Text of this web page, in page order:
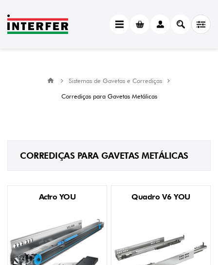
Sistemas de Gavetas e Corrediças
Corrediças para Gavetas Metálicas
CORREDIÇAS PARA GAVETAS METÁLICAS
Actro YOU Quadro V6 YOU